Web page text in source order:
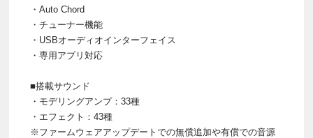
・Auto Chord
・チューナー機能
・USBオーディオインターフェイス
・専用アプリ対応
■搭載サウンド
・モデリングアンプ：33種
・エフェクト：43種
※ファームウェアアップデートでの無償追加や有償での音源